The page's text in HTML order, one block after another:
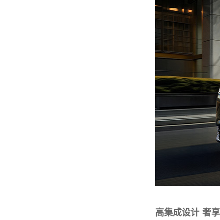
高集成设计 奢